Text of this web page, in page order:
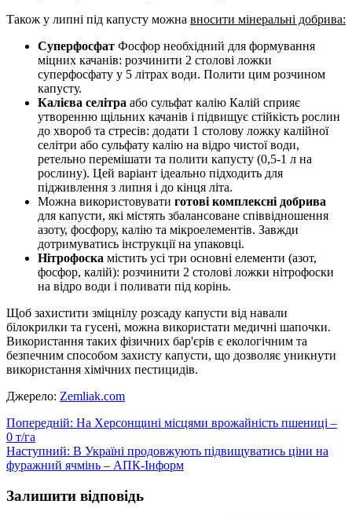
Також у липні під капусту можна вносити мінеральні добрива:
Суперфосфат Фосфор необхідний для формування
міцних качанів: розчинити 2 столові ложки
суперфосфату у 5 літрах води. Полити цим розчином
капусту.
Калієва селітра або сульфат калію Калій сприяє
утворенню щільних качанів і підвищує стійкість рослин
до хвороб та стресів: додати 1 столову ложку калійної
селітри або сульфату калію на відро чистої води,
ретельно перемішати та полити капусту (0,5-1 л на
рослину). Цей варіант ідеально підходить для
підживлення з липня і до кінця літа.
Можна використовувати готові комплексні добрива
для капусти, які містять збалансоване співвідношення
азоту, фосфору, калію та мікроелементів. Завжди
дотримуватись інструкції на упаковці.
Нітрофоска містить усі три основні елементи (азот,
фосфор, калій): розчинити 2 столові ложки нітрофоски
на відро води і поливати під корінь.
Щоб захистити зміцнілу розсаду капусти від навали
білокрилки та гусені, можна використати медичні шапочки.
Використання таких фізичних бар'єрів є екологічним та
безпечним способом захисту капусти, що дозволяє уникнути
використання хімічних пестицидів.
Джерело: Zemliak.com
Навігація
записів
Попередній: На Херсонщині місцями врожайність пшениці –
0 т/га
Наступний: В Україні продовжують підвищуватись ціни на
фуражний ячмінь – АПК-Інформ
Залишити відповідь